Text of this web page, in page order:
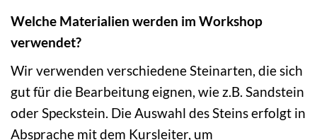
Welche Materialien werden im Workshop
verwendet?
Wir verwenden verschiedene Steinarten, die sich
gut für die Bearbeitung eignen, wie z.B. Sandstein
oder Speckstein. Die Auswahl des Steins erfolgt in
Absprache mit dem Kursleiter, um